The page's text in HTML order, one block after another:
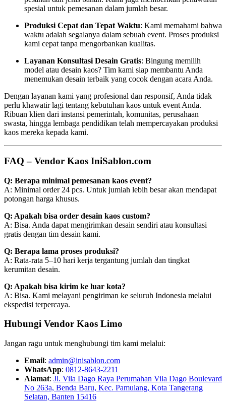
spesial untuk pemesanan dalam jumlah besar.
Produksi Cepat dan Tepat Waktu: Kami memahami bahwa
waktu adalah segalanya dalam sebuah event. Proses produksi
kami cepat tanpa mengorbankan kualitas.
Layanan Konsultasi Desain Gratis: Bingung memilih
model atau desain kaos? Tim kami siap membantu Anda
menemukan desain terbaik yang cocok dengan acara Anda.
Dengan layanan kami yang profesional dan responsif, Anda tidak
perlu khawatir lagi tentang kebutuhan kaos untuk event Anda.
Ribuan klien dari instansi pemerintah, komunitas, perusahaan
swasta, hingga lembaga pendidikan telah mempercayakan produksi
kaos mereka kepada kami.
FAQ – Vendor Kaos IniSablon.com
Q: Berapa minimal pemesanan kaos event?
A: Minimal order 24 pcs. Untuk jumlah lebih besar akan mendapat
potongan harga khusus.
Q: Apakah bisa order desain kaos custom?
A: Bisa. Anda dapat mengirimkan desain sendiri atau konsultasi
gratis dengan tim desain kami.
Q: Berapa lama proses produksi?
A: Rata-rata 5–10 hari kerja tergantung jumlah dan tingkat
kerumitan desain.
Q: Apakah bisa kirim ke luar kota?
A: Bisa. Kami melayani pengiriman ke seluruh Indonesia melalui
ekspedisi terpercaya.
Hubungi Vendor Kaos Limo
Jangan ragu untuk menghubungi tim kami melalui:
Email: admin@inisablon.com
WhatsApp: 0812-8643-2211
Alamat: Jl. Vila Dago Raya Perumahan Vila Dago Boulevard
No 263a, Benda Baru, Kec. Pamulang, Kota Tangerang
Selatan, Banten 15416